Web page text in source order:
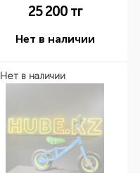
25 200тг
Нет в наличии
Нет в наличии